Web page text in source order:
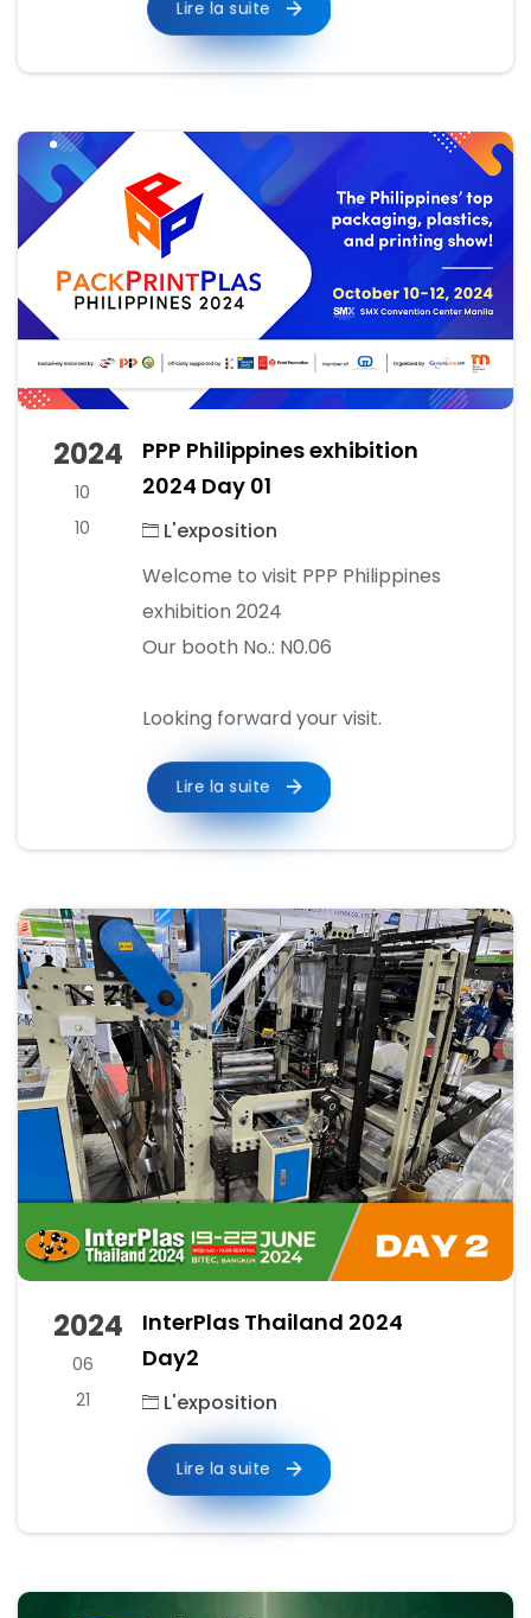
Lire la suite
2024
10
10
PPP Philippines exhibition
2024 Day 01
L'exposition
Welcome to visit PPP Philippines
exhibition 2024
Our booth No.: N0.06
​Looking forward your visit.
Lire la suite
2024
06
21
InterPlas Thailand 2024
Day2
L'exposition
Lire la suite